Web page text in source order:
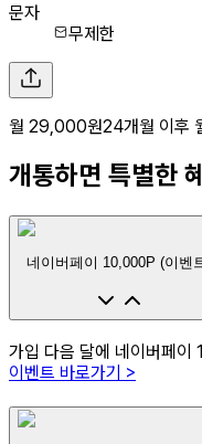
문자
무제한
월 29,000원24개월 이후
개통하면 특별한
네이버페이 10,000P (이벤
가입 다음 달에 네이버페
이벤트 바로가기 >